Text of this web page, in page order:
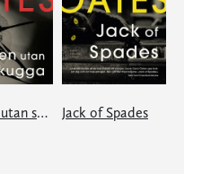
Mannen utan skugga Jack of Spades